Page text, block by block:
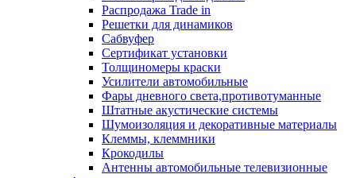
Распродажа Trade in
Решетки для динамиков
Сабвуфер
Сертификат установки
Толщиномеры краски
Усилители автомобильные
Фары дневного света,противотуманные
Штатные акустические системы
Шумоизоляция и декоративные материалы
Клеммы, клеммники
Крокодилы
Антенны автомобильные телевизионные